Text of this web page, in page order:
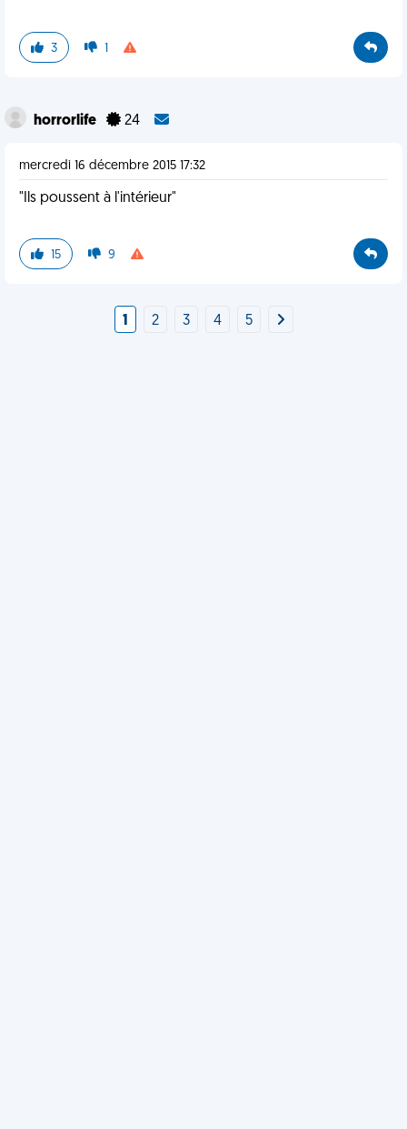
3 1
horrorlife 24
mercredi 16 décembre 2015 17:32
"Ils poussent à l'intérieur"
15 9
1 2 3 4 5